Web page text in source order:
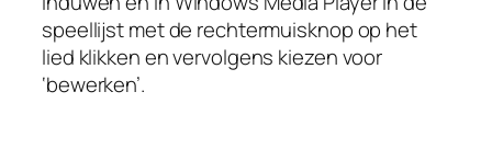
speellijst met de rechtermuisknop op het
lied klikken en vervolgens kiezen voor
‘bewerken’.